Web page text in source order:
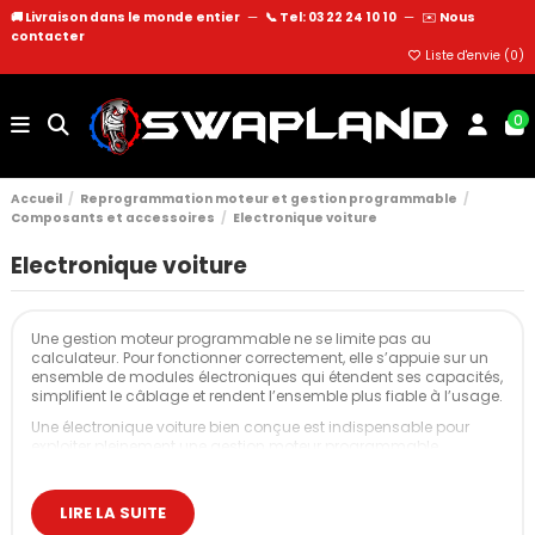
🚚 Livraison dans le monde entier — 📞 Tel: 03 22 24 10 10 — ✉️ Nous
contacter
Liste d'envie (0)
0
Accueil
Reprogrammation moteur et gestion programmable
Composants et accessoires
Electronique voiture
Electronique voiture
Une gestion moteur programmable ne se limite pas au
calculateur. Pour fonctionner correctement, elle s’appuie sur un
ensemble de modules électroniques qui étendent ses capacités,
simplifient le câblage et rendent l’ensemble plus fiable à l’usage.
Une électronique voiture bien conçue est indispensable pour
cockpit, pilotage du boost ou de transmissions spécifiques :
l’électronique est le lien entre la cartographie et la réalité
LIRE LA SUITE